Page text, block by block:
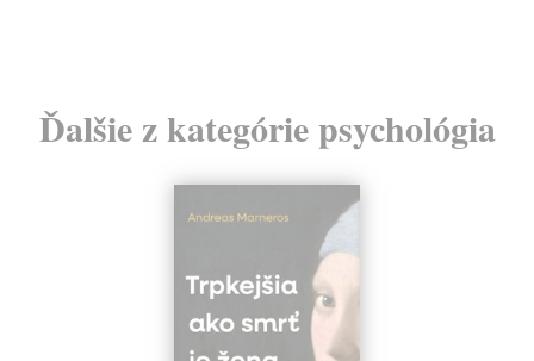
Ďalšie z kategórie psychológia